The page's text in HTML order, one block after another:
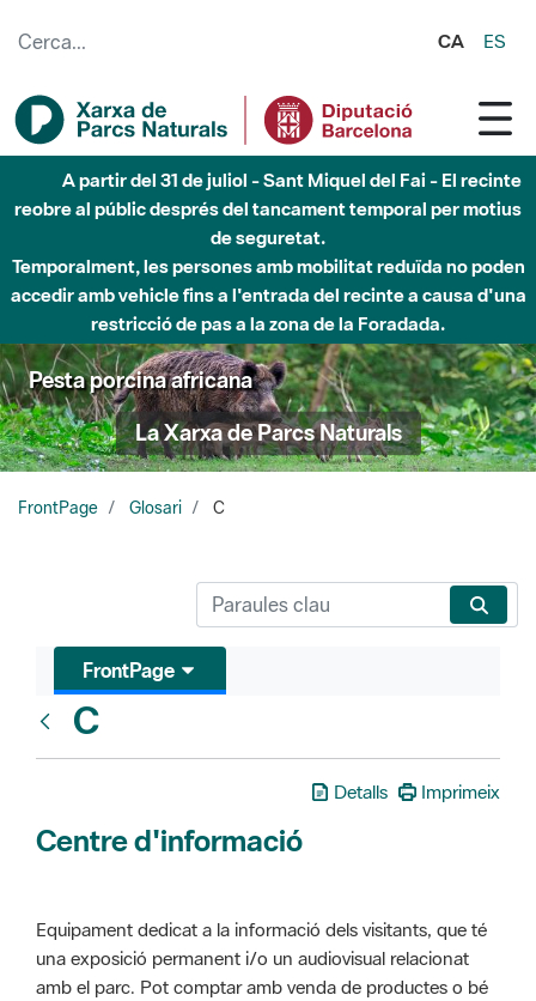
CA ES
A partir del 31 de juliol - Sant Miquel del Fai - El recinte
reobre al públic després del tancament temporal per motius
de seguretat.
Temporalment, les persones amb mobilitat reduïda no poden
accedir amb vehicle fins a l'entrada del recinte a causa d'una
restricció de pas a la zona de la Foradada.
Pesta porcina africana
La Xarxa de Parcs Naturals
FrontPage Glosari C
FrontPage
C
Detalls Imprimeix
Centre d'informació
Equipament dedicat a la informació dels visitants, que té
una exposició permanent i/o un audiovisual relacionat
amb el parc. Pot comptar amb venda de productes o bé